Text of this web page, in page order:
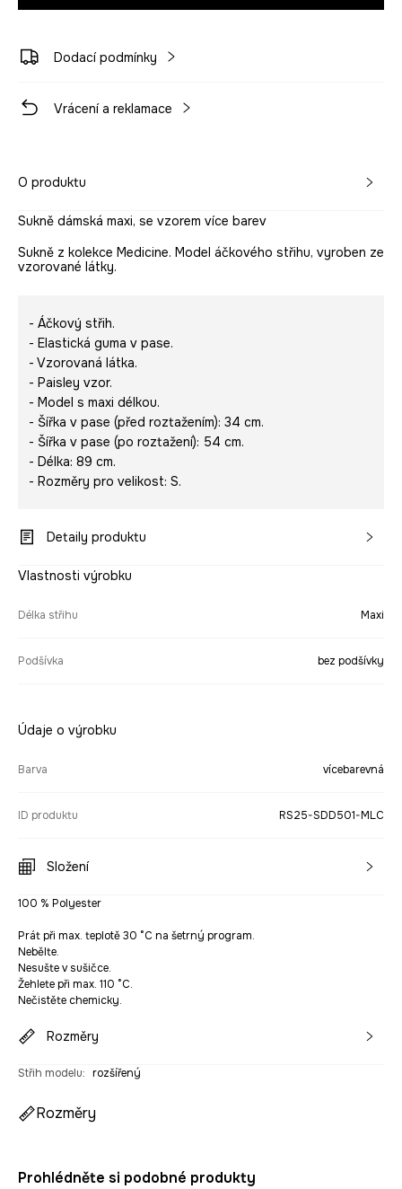
Dodací podmínky
Vrácení a reklamace
O produktu
Sukně dámská maxi, se vzorem více barev
Sukně z kolekce Medicine. Model áčkového střihu, vyroben ze
vzorované látky.
- Áčkový střih.
- Elastická guma v pase.
- Vzorovaná látka.
- Paisley vzor.
- Model s maxi délkou.
- Šířka v pase (před roztažením): 34 cm.
- Šířka v pase (po roztažení): 54 cm.
- Délka: 89 cm.
- Rozměry pro velikost: S.
Detaily produktu
Vlastnosti výrobku
Délka střihu Maxi
Podšívka bez podšívky
Údaje o výrobku
Barva vícebarevná
ID produktu RS25-SDD501-MLC
Složení
100 % Polyester
Prát při max. teplotě 30 °C na šetrný program.
Nebělte.
Nesušte v sušičce.
Žehlete při max. 110 °C.
Nečistěte chemicky.
Rozměry
Střih modelu: rozšířený
Rozměry
Prohlédněte si podobné produkty